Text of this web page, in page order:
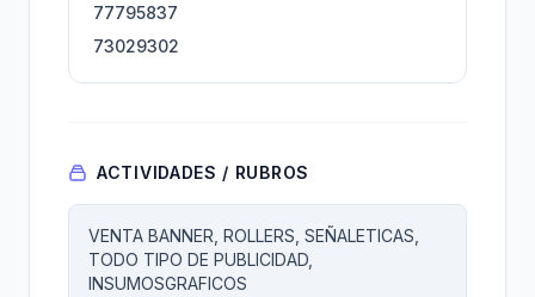
77795837
73029302
ACTIVIDADES / RUBROS
VENTA BANNER, ROLLERS, SEÑALETICAS,
TODO TIPO DE PUBLICIDAD,
INSUMOSGRAFICOS